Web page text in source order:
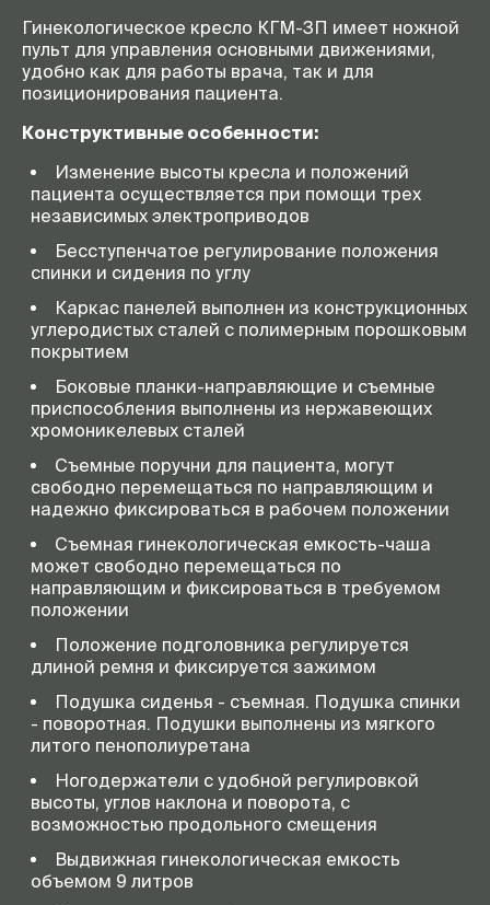
Гинекологическое кресло КГМ-3П имеет ножной
пульт для управления основными движениями,
удобно как для работы врача, так и для
позиционирования пациента.
Конструктивные особенности:
Изменение высоты кресла и положений
пациента осуществляется при помощи трех
независимых электроприводов
Бесступенчатое регулирование положения
спинки и сидения по углу
Каркас панелей выполнен из конструкционных
углеродистых сталей с полимерным порошковым
покрытием
Боковые планки-направляющие и съемные
приспособления выполнены из нержавеющих
хромоникелевых сталей
Съемные поручни для пациента, могут
свободно перемещаться по направляющим и
надежно фиксироваться в рабочем положении
Съемная гинекологическая емкость-чаша
может свободно перемещаться по
направляющим и фиксироваться в требуемом
положении
Положение подголовника регулируется
длиной ремня и фиксируется зажимом
Подушка сиденья - съемная. Подушка спинки
- поворотная. Подушки выполнены из мягкого
литого пенополиуретана
Ногодержатели с удобной регулировкой
высоты, углов наклона и поворота, с
возможностью продольного смещения
Выдвижная гинекологическая емкость
объемом 9 литров